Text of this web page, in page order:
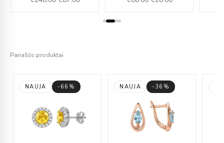
Panašūs produktai
NAUJA -66% NAUJA -36%